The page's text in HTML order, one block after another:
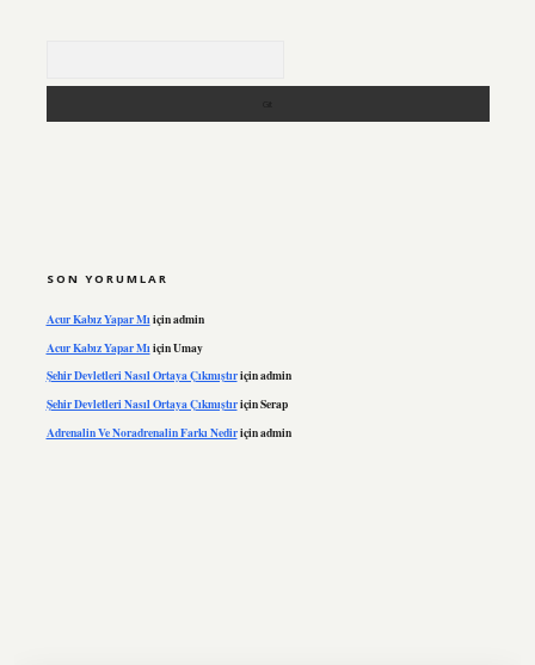
SON YORUMLAR
Acur Kabız Yapar Mıiçinadmin
Acur Kabız Yapar Mı içinUmay
Şehir Devletleri Nasıl Ortaya Çıkmıştıriçinadmin
Şehir Devletleri Nasıl Ortaya ÇıkmıştıriçinSerap
Adrenalin Ve Noradrenalin Farkı Nediriçinadmin